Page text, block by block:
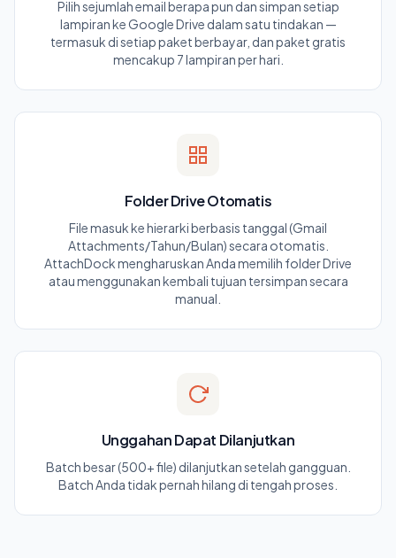
Pilih sejumlah email berapa pun dan simpan setiap
lampiran ke Google Drive dalam satu tindakan —
termasuk di setiap paket berbayar, dan paket gratis
mencakup 7 lampiran per hari.
Folder Drive Otomatis
File masuk ke hierarki berbasis tanggal (Gmail
Attachments/Tahun/Bulan) secara otomatis.
AttachDock mengharuskan Anda memilih folder Drive
atau menggunakan kembali tujuan tersimpan secara
manual.
Unggahan Dapat Dilanjutkan
Batch besar (500+ file) dilanjutkan setelah gangguan.
Batch Anda tidak pernah hilang di tengah proses.